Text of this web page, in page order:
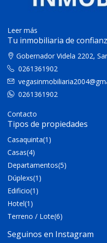
Leer más
Tu inmobiliaria de
Gobernador Videla 2202,
0261361902
0261361902
Contacto
Tipos de propiedades
Casaquinta(1)
Casas(4)
Departamentos(5)
Dúplexs(1)
Edificio(1)
Hotel(1)
Terreno / Lote(6)
Seguinos en Instagram